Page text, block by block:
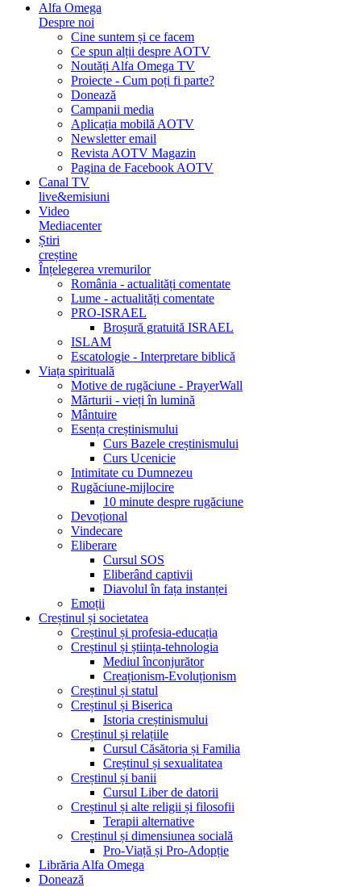
Alfa Omega
Despre noi
Cine suntem și ce facem
Ce spun alții despre AOTV
Noutăți Alfa Omega TV
Proiecte - Cum poți fi parte?
Donează
Campanii media
Aplicația mobilă AOTV
Newsletter email
Revista AOTV Magazin
Pagina de Facebook AOTV
Canal TV
live&emisiuni
Video
Mediacenter
Știri
creștine
Înțelegerea vremurilor
România - actualități comentate
Lume - actualități comentate
PRO-ISRAEL
Broșură gratuită ISRAEL
ISLAM
Escatologie - Interpretare biblică
Viața spirituală
Motive de rugăciune - PrayerWall
Mărturii - vieți în lumină
Mântuire
Esența creștinismului
Curs Bazele creștinismului
Curs Ucenicie
Intimitate cu Dumnezeu
Rugăciune-mijlocire
10 minute despre rugăciune
Devoțional
Vindecare
Eliberare
Cursul SOS
Eliberând captivii
Diavolul în fața instanței
Emoții
Creștinul și societatea
Creștinul și profesia-educația
Creștinul și știința-tehnologia
Mediul înconjurător
Creaționism-Evoluționism
Creștinul și statul
Creștinul și Biserica
Istoria creștinismului
Creștinul și relațiile
Cursul Căsătoria și Familia
Creștinul și sexualitatea
Creștinul și banii
Cursul Liber de datorii
Creștinul și alte religii și filosofii
Terapii alternative
Creștinul și dimensiunea socială
Pro-Viață și Pro-Adopție
Librăria Alfa Omega
Donează